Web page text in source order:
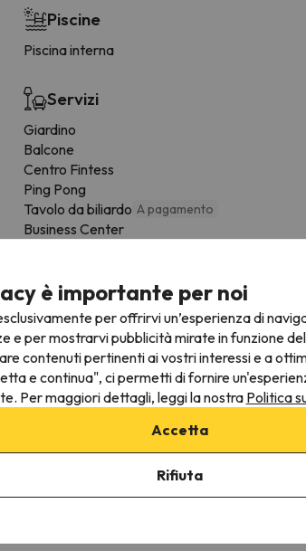
Piscine
Piscina interna
Servizi
Giardino
Balcone
Centro Fintess
Ping Pong
Tavolo da biliardo A pagamento
Business Center
Animali domestici
animali ammessi
Armadietto per gli sci
Armadietti per gli sci a pagamento
è importante per noi
per offrirvi un’esperienza di
e per mostrarvi pubblicità mirate in funzione
contenuti pertinenti ai vostri interessi e a
e continua", ci permetti di fornire
Per maggiori dettagli, leggi la nostraPolitica
Accetta
Rifiuta